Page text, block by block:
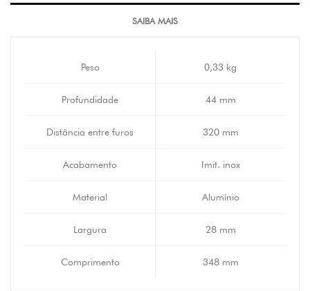
SAIBA MAIS
Peso 0,33 kg
Profundidade 44 mm
Distância entre furos 320 mm
Acabamento Imit. inox
Material Alumínio
Largura 28 mm
Comprimento 348 mm